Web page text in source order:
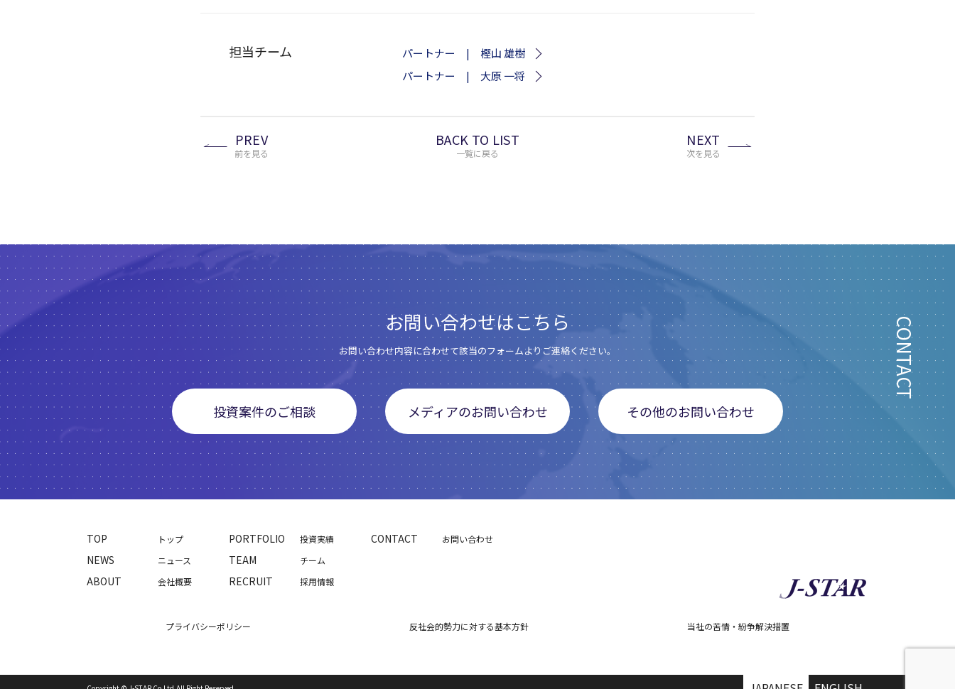
担当チーム
パートナー | 樫山 雄樹
パートナー | 大原 一将
PREV
前を見る
BACK TO LIST
一覧に戻る
NEXT
次を見る
CONTACT
お問い合わせはこちら
お問い合わせ内容に合わせて該当のフォームよりご連絡ください。
投資案件のご相談 メディアのお問い合わせ その他のお問い合わせ
TOP トップ
NEWS ニュース
ABOUT 会社概要
PORTFOLIO 投資実績
TEAM チーム
RECRUIT 採用情報
CONTACT お問い合わせ
プライバシーポリシー 反社会的勢力に対する基本方針 当社の苦情・紛争解決措置